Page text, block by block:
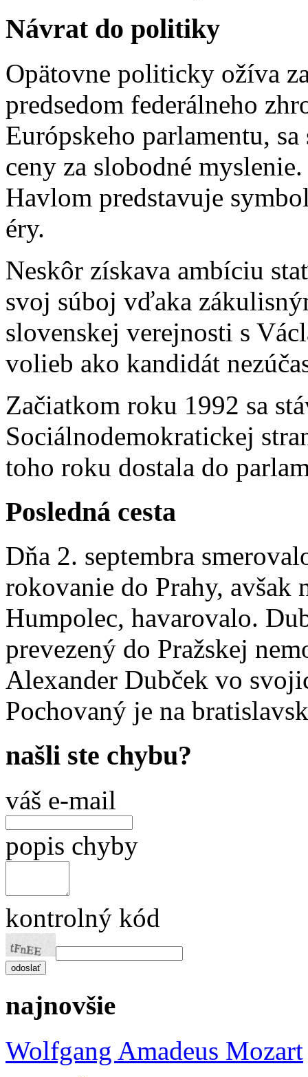
Návrat do politiky
Opätovne politicky ožíva
predsedom federálneho
Európskeho parlamentu,
ceny za slobodné
Havlom predstavuje
éry.
Neskôr získava ambíciu
svoj súboj vďaka
slovenskej verejnosti s
volieb ako kandidát
Začiatkom roku 1992 sa
Sociálnodemokratickej
toho roku dostala do
Posledná cesta
Dňa 2. septembra
rokovanie do Prahy, avšak
Humpolec, havarovalo.
prevezený do Pražskej
Alexander Dubček vo
Pochovaný je na
našli ste chybu?
váš e-mail
popis chyby
kontrolný kód
najnovšie
Wolfgang Amadeus Mozart